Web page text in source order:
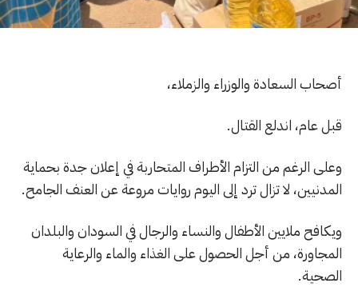
أصحاب السعادة والوزراء والزملاء،
قبل عام، اندلع القتال.
وعلى الرغم من التزام الأطراف المتحاربة في إعلان جدة بحماية
المدنيين، لا تزال ترد إلى اليوم روايات مروعة عن العنف الجامح.
ويكافح ملايين الأطفال والنساء والرجال في السودان والبلدان
المجاورة، من أجل الحصول على الغذاء والماء والرعاية
الصحية.